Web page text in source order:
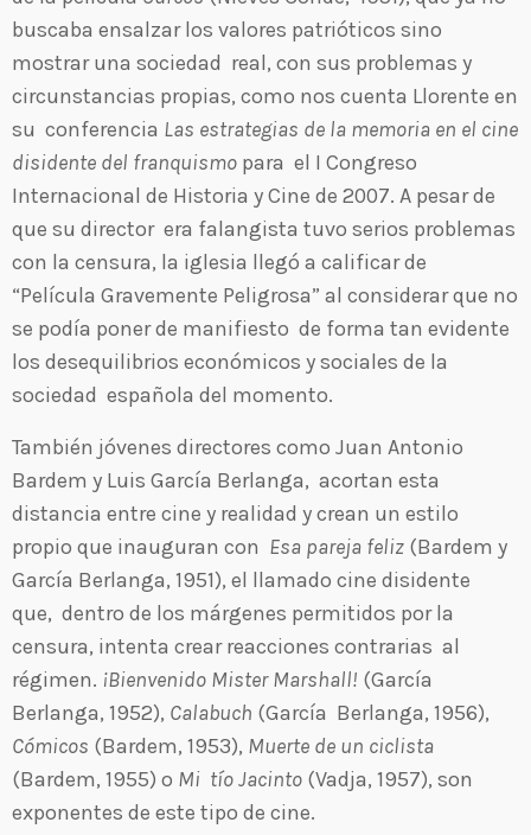
buscaba ensalzar los valores patrióticos sino
mostrar una sociedad real, con sus problemas y
circunstancias propias, como nos cuenta Llorente en
su conferencia Las estrategias de la memoria en el cine
disidente del franquismo para el I Congreso
Internacional de Historia y Cine de 2007. A pesar de
que su director era falangista tuvo serios problemas
con la censura, la iglesia llegó a calificar de
“Película Gravemente Peligrosa” al considerar que no
se podía poner de manifiesto de forma tan evidente
los desequilibrios económicos y sociales de la
sociedad española del momento.
También jóvenes directores como Juan Antonio
Bardem y Luis García Berlanga, acortan esta
distancia entre cine y realidad y crean un estilo
propio que inauguran con Esa pareja feliz (Bardem y
García Berlanga, 1951), el llamado cine disidente
que, dentro de los márgenes permitidos por la
censura, intenta crear reacciones contrarias al
régimen. ¡Bienvenido Mister Marshall! (García
Berlanga, 1952), Calabuch (García Berlanga, 1956),
Cómicos (Bardem, 1953), Muerte de un ciclista
(Bardem, 1955) o Mi tío Jacinto (Vadja, 1957), son
exponentes de este tipo de cine.